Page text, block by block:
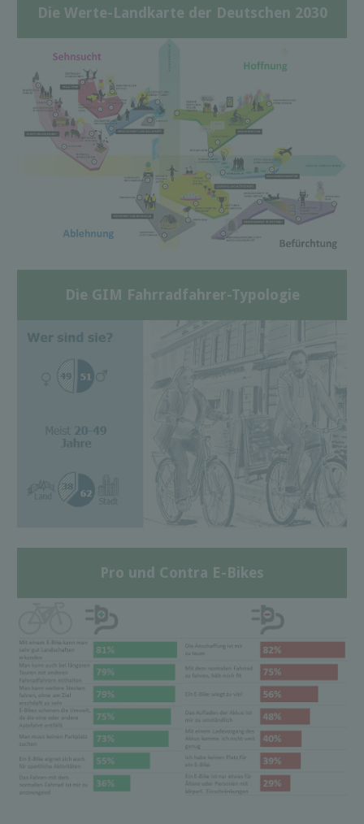
Die Werte-Landkarte der Deutschen 2030
Die GIM Fahrradfahrer-Typologie
Pro und Contra E-Bikes